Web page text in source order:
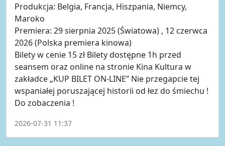
Produkcja: Belgia, Francja, Hiszpania, Niemcy,
Maroko
Premiera: 29 sierpnia 2025 (Światowa) , 12 czerwca
2026 (Polska premiera kinowa)
Bilety w cenie 15 zł Bilety dostępne 1h przed
seansem oraz online na stronie Kina Kultura w
zakładce „KUP BILET ON-LINE” Nie przegapcie tej
wspaniałej poruszającej historii od łez do śmiechu !
Do zobaczenia !
2026-07-31 11:37